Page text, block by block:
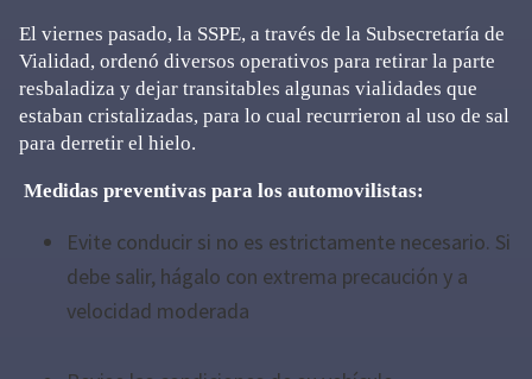
El viernes pasado, la SSPE, a través de la Subsecretaría de
Vialidad, ordenó diversos operativos para retirar la parte
resbaladiza y dejar transitables algunas vialidades que
estaban cristalizadas, para lo cual recurrieron al uso de sal
para derretir el hielo.
Medidas preventivas para los automovilistas:
Evite conducir si no es estrictamente necesario. Si
debe salir, hágalo con extrema precaución y a
velocidad moderada